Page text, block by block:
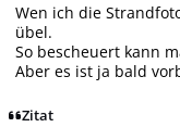
Wen ich die
übel.
So bescheuert kann
Aber es ist ja bald
Zitat